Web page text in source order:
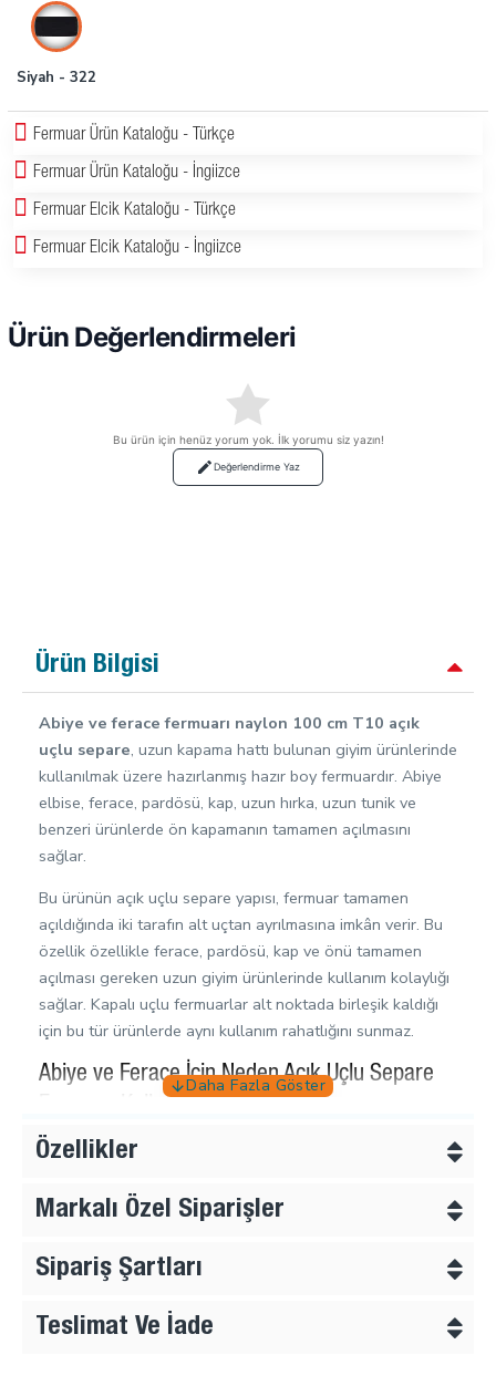
Siyah - 322
Fermuar Ürün Kataloğu - Türkçe
Fermuar Ürün Kataloğu - İngiizce
Fermuar Elcik Kataloğu - Türkçe
Fermuar Elcik Kataloğu - İngiizce
Ürün Değerlendirmeleri
Bu ürün için henüz yorum yok. İlk yorumu siz yazın!
Değerlendirme Yaz
Ürün Bilgisi
Abiye ve ferace fermuarı naylon 100 cm T10 açık
uçlu separe, uzun kapama hattı bulunan giyim ürünlerinde
kullanılmak üzere hazırlanmış hazır boy fermuardır. Abiye
elbise, ferace, pardösü, kap, uzun hırka, uzun tunik ve
benzeri ürünlerde ön kapamanın tamamen açılmasını
sağlar.
Bu ürünün açık uçlu separe yapısı, fermuar tamamen
açıldığında iki tarafın alt uçtan ayrılmasına imkân verir. Bu
özellik özellikle ferace, pardösü, kap ve önü tamamen
açılması gereken uzun giyim ürünlerinde kullanım kolaylığı
sağlar. Kapalı uçlu fermuarlar alt noktada birleşik kaldığı
için bu tür ürünlerde aynı kullanım rahatlığını sunmaz.
Abiye ve Ferace İçin Neden Açık Uçlu Separe
Fermuar Kullanılır?
Uzun abiye, ferace ve pardösü modellerinde fermuar
kolaylığını, ön görünümünü ve kullanım hissini doğrudan
etkiler. Açık uçlu separe yapı, ürünün ön kısmının tamamen
açılmasına yardımcı olur. Bu sayede kullanıcı ürünü daha
rahat giyer, çıkarır ve ön kapama hattını daha kontrollü
Özellikler
Markalı Özel Siparişler
Sipariş Şartları
Teslimat Ve İade